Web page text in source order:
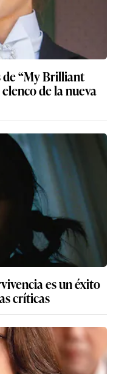
de “My Brilliant
de la nueva
es un éxito
críticas